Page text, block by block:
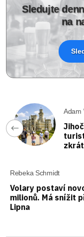
Sledujte
na
Adam
Rebeka Schmidt
Volary postaví
milionů. Má snížit
Lipna